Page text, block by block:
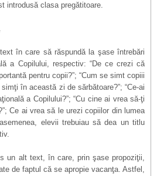
introdusă clasa pregătitoare.
în care să răspundă la şase întrebări
a Copilului, respectiv: “De ce crezi că
pentru copii?”; “Cum se simt copiii
în această zi de sărbătoare?”; “Ce-ai
a Copilului?”; “Cu cine ai vrea să-ţi
Ce ai vrea să le urezi copiilor din lumea
elevii trebuiau să dea un titlu
un alt text, în care, prin şase propoziţii,
de faptul că se apropie vacanţa. Astfel,